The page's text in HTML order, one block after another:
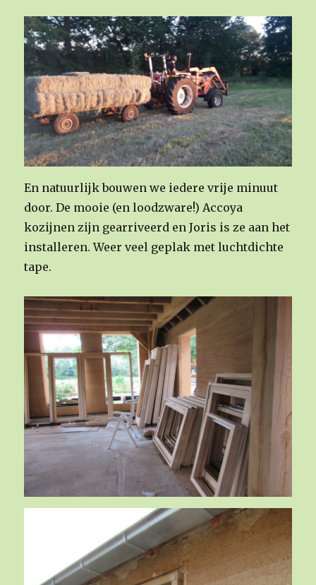
En natuurlijk bouwen we iedere vrije minuut
door. De mooie (en loodzware!) Accoya
kozijnen zijn gearriveerd en Joris is ze aan het
installeren. Weer veel geplak met luchtdichte
tape.